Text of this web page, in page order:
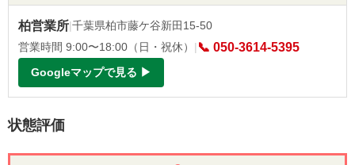
柏営業所|千葉県柏市藤ケ谷新田15-50
営業時間 9:00〜18:00（日・祝休） | 📞 050-3614-5395
Googleマップで見る ▶
状態評価